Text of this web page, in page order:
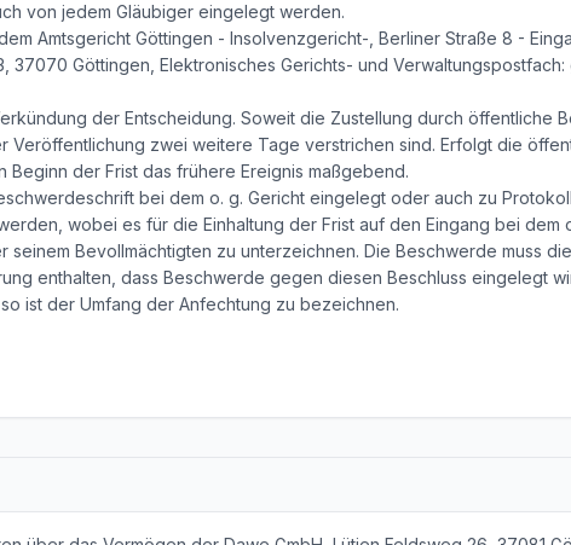
von jedem Gläubiger eingelegt werden.
Amtsgericht Göttingen - Insolvenzgericht-, Berliner Straße 8 -
37070 Göttingen, Elektronisches Gerichts- und
der Entscheidung. Soweit die Zustellung durch öffentliche
Veröffentlichung zwei weitere Tage verstrichen sind. Erfolgt die
der Frist das frühere Ereignis maßgebend.
bei dem o. g. Gericht eingelegt oder auch zu
wobei es für die Einhaltung der Frist auf den Eingang bei dem
Bevollmächtigten zu unterzeichnen. Die Beschwerde muss
enthalten, dass Beschwerde gegen diesen Beschluss eingelegt
ist der Umfang der Anfechtung zu bezeichnen.